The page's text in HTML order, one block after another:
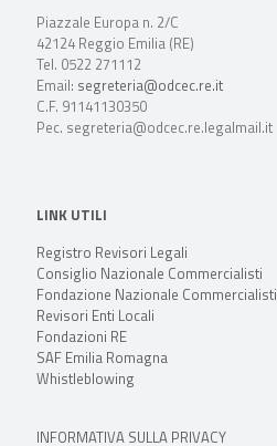
Piazzale Europa n. 2/C
42124 Reggio Emilia (RE)
Tel. 0522 271112
Email: segreteria@odcec.re.it
C.F. 91141130350
Pec. segreteria@odcec.re.legalmail.it
LINK UTILI
Registro Revisori Legali
Consiglio Nazionale Commercialisti
Fondazione Nazionale Commercialisti
Revisori Enti Locali
Fondazioni RE
SAF Emilia Romagna
Whistleblowing
INFORMATIVA SULLA PRIVACY